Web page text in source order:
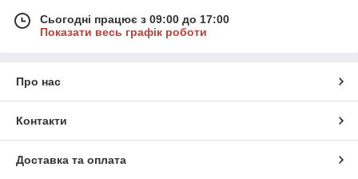
Сьогодні працює з 09:00 до 17:00
Показати весь графік роботи
Про нас
Контакти
Доставка та оплата